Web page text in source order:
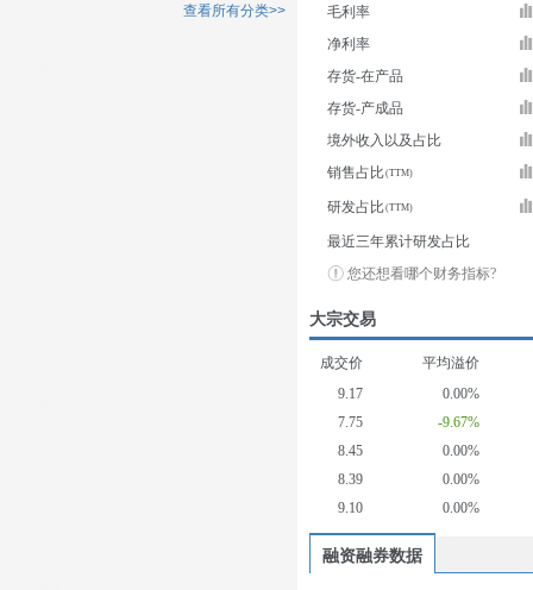
查看所有分类>>
毛利率
净利率
存货-在产品
存货-产成品
境外收入以及占比
销售占比
研发占比
最近三年累计研发占比
您还想看哪个财务指标?
大宗交易
成交价
平均溢价
9.17
0.00%
7.75
-9.67%
8.45
0.00%
8.39
0.00%
9.10
0.00%
融资融券数据